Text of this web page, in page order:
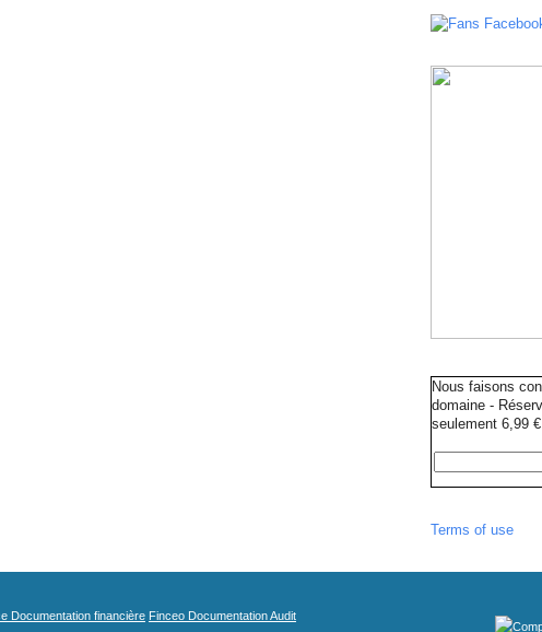
Nous faisons
domaine -
seulement 6,99
Terms of use
Documentation financière Finceo Documentation Audit